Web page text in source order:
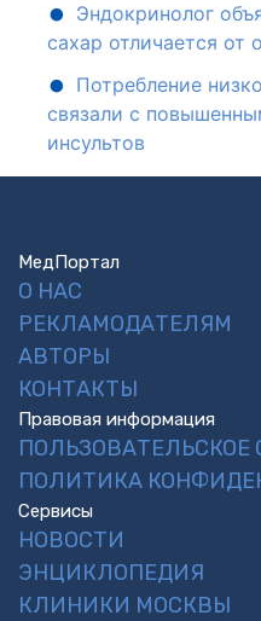
Эндокринолог
сахар отличается от
Потребление
связали с
инсультов
МедПортал
О НАС
РЕКЛАМОДАТЕЛЯМ
АВТОРЫ
КОНТАКТЫ
Правовая информация
ПОЛИТИКА
Сервисы
НОВОСТИ
ЭНЦИКЛОПЕДИЯ
КЛИНИКИ МОСКВЫ